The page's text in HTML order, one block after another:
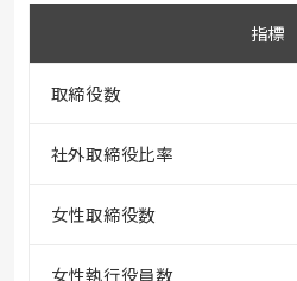
指標
取締役数
社外取締役比率
女性取締役数
女性執行役員数